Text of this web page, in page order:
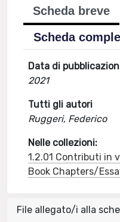
Scheda breve
Scheda
Data di
2021
Tutti gli autori
Ruggeri, Federico
Nelle collezioni:
1.2.01 Contributi in
Book Chapters/
File allegato/i alla